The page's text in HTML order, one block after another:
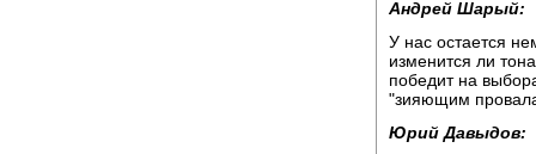
Андрей Шарый:
У нас остается
изменится ли
победит на
"зияющим
Юрий Давыдов: